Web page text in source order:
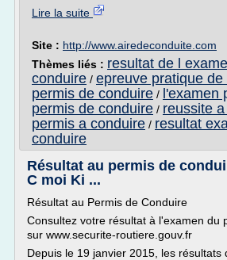
Lire la suite
Site : http://www.airedeconduite.com
Thèmes liés : resultat de l
conduire / epreuve pratique de
permis de conduire / l'examen
permis de conduire / reussite
permis a conduire / resultat
conduire
Résultat au permis de
C moi Ki ...
Résultat au Permis de Conduire
Consultez votre résultat à l'examen du
sur www.securite-routiere.gouv.fr
Depuis le 19 janvier 2015, les résultats